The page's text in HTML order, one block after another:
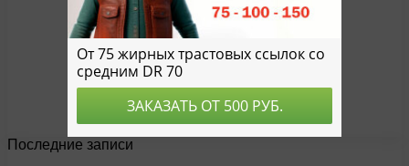
Последние записи